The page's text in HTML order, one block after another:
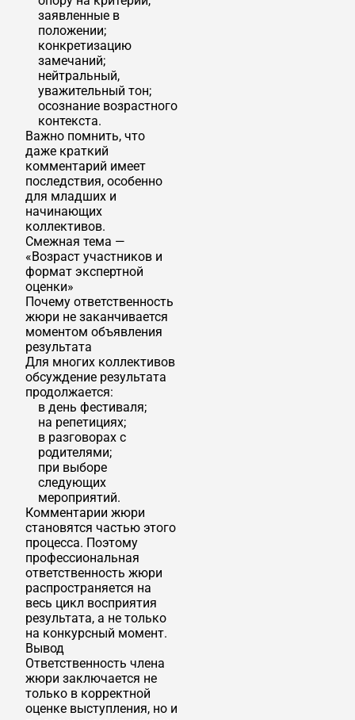
заявленные в
положении;
конкретизацию
замечаний;
нейтральный,
уважительный тон;
осознание возрастного
контекста.
Важно помнить, что
даже краткий
комментарий имеет
последствия, особенно
для младших и
начинающих
коллективов.
Смежная тема —
«Возраст участников и
формат экспертной
оценки»
Почему ответственность
жюри не заканчивается
моментом объявления
результата
Для многих коллективов
обсуждение результата
продолжается:
в день фестиваля;
на репетициях;
в разговорах с
родителями;
при выборе
следующих
мероприятий.
Комментарии жюри
становятся частью этого
процесса. Поэтому
профессиональная
ответственность жюри
распространяется на
весь цикл восприятия
результата, а не только
на конкурсный момент.
Вывод
Ответственность члена
жюри заключается не
только в корректной
оценке выступления, но и